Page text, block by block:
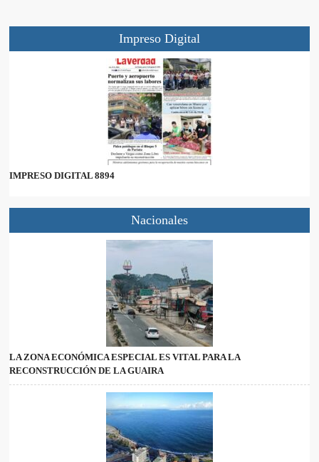
Impreso Digital
IMPRESO DIGITAL 8894
Nacionales
LA ZONA ECONÓMICA ESPECIAL ES VITAL PARA LA
RECONSTRUCCIÓN DE LA GUAIRA